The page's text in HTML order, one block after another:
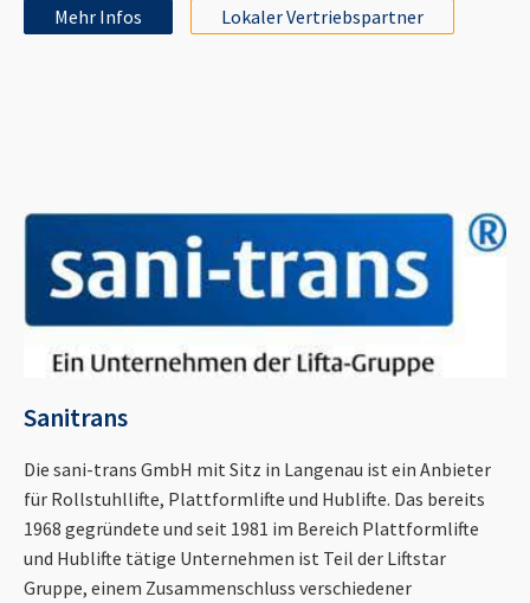
Mehr Infos Lokaler Vertriebspartner
Sanitrans
Die sani-trans GmbH mit Sitz in Langenau ist ein Anbieter
für Rollstuhllifte, Plattformlifte und Hublifte. Das bereits
1968 gegründete und seit 1981 im Bereich Plattformlifte
und Hublifte tätige Unternehmen ist Teil der Liftstar
Gruppe, einem Zusammenschluss verschiedener